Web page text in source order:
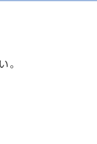
。